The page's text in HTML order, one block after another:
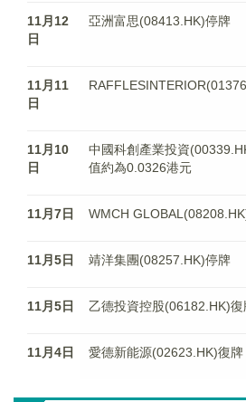
11月12
日
亞洲富思(08413.HK)停牌
11月11
日
11月10
日
中國科創產業投資
值約為0.0326港元
11月7日 WMCH
11月5日 靖洋集團(08257.HK)停牌
11月5日 乙德投資控股(06182.HK)復
11月4日 愛德新能源(02623.HK)復牌